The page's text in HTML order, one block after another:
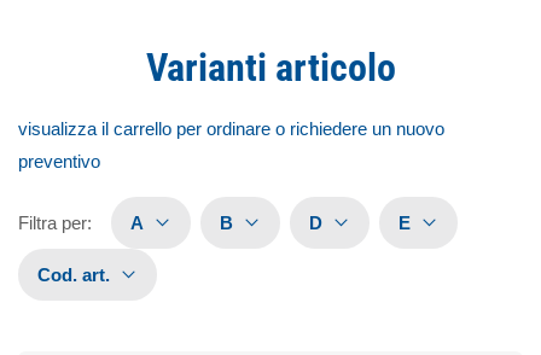
Varianti articolo
visualizza il carrello per ordinare o richiedere un nuovo
preventivo
Filtra per: A B D E
Cod. art.